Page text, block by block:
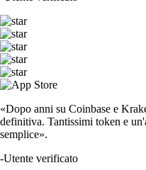
«Dopo anni su Coinbase e
definitiva. Tantissimi token e
semplice».
-Utente verificato